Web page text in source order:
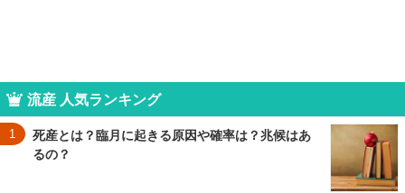
流産 人気ランキング
1
死産とは？臨月に起きる原因や確率は？兆候はあ
るの？